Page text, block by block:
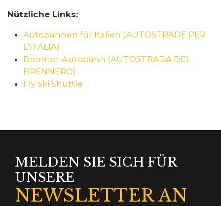
Nützliche Links:
Autobahnen für Italien (AUTOSTRADE PER
L’ITALIA)
Brenner-Autobahn (AUTOSTRADA DEL
BRENNERO)
Fly Ski Shuttle
MELDEN SIE SICH FÜR
UNSERE
NEWSLETTER AN